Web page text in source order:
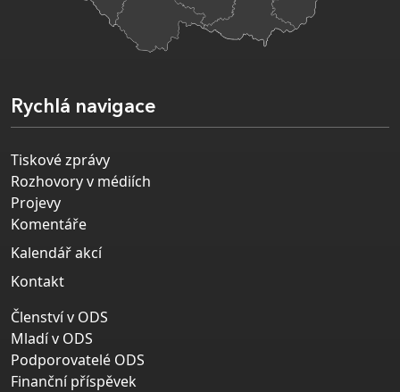
Rychlá navigace
Tiskové zprávy
Rozhovory v médiích
Projevy
Komentáře
Kalendář akcí
Kontakt
Členství v ODS
Mladí v ODS
Podporovatelé ODS
Finanční příspěvek